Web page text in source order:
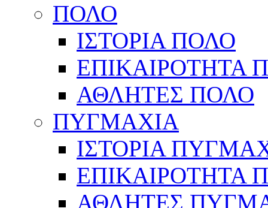
ΠΟΛΟ
ΙΣΤΟΡΙΑ ΠΟΛΟ
ΕΠΙΚΑΙΡΟΤΗΤΑ
ΑΘΛΗΤΕΣ ΠΟΛΟ
ΠΥΓΜΑΧΙΑ
ΙΣΤΟΡΙΑ
ΕΠΙΚΑΙΡΟΤΗΤΑ
ΑΘΛΗΤΕΣ